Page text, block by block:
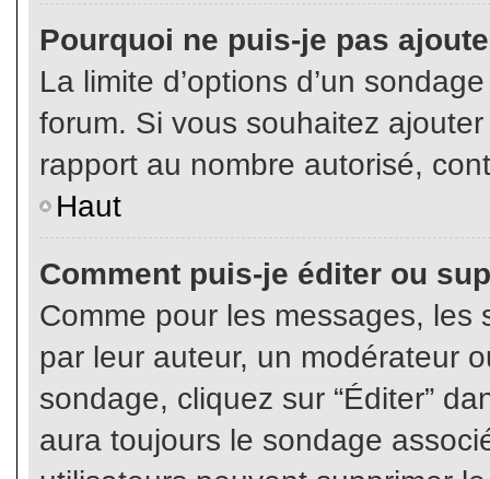
Pourquoi ne puis-je pas
La limite d’options d’un
forum. Si vous souhaitez
rapport au nombre autorisé,
Haut
Comment puis-je éditer ou
Comme pour les messages,
par leur auteur, un modérateur
sondage, cliquez sur “Éditer”
aura toujours le sondage